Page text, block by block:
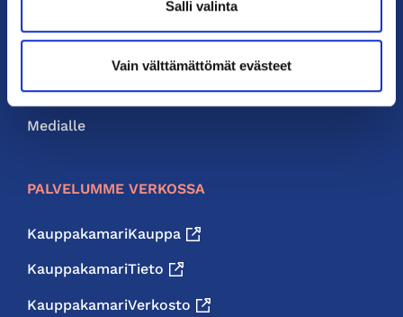
Salli valinta
Vain välttämättömät evästeet
Jäsenedut
Medialle
PALVELUMME VERKOSSA
KauppakamariKauppa
KauppakamariTieto
KauppakamariVerkosto